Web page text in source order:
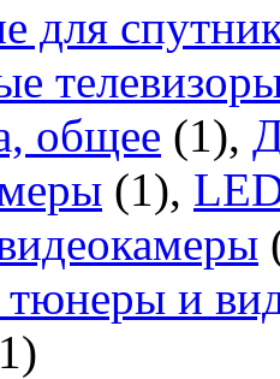
для
общее (1),
(1),
и